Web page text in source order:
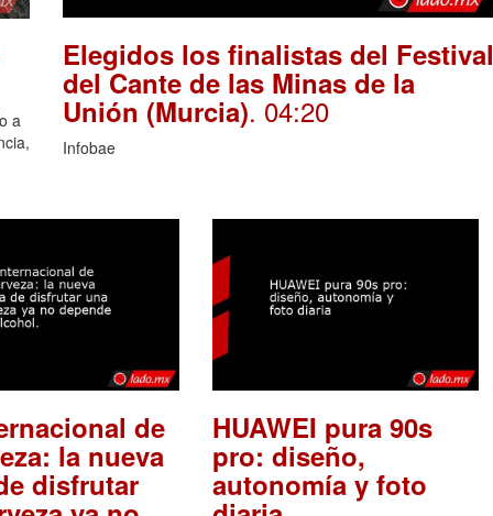
a
Elegidos los finalistas del Festival
del Cante de las Minas de la
Unión (Murcia). 04:20
Infobae
de
la nueva
disfrutar
HUAWEI pura 90s
pro: diseño,
autonomía y foto